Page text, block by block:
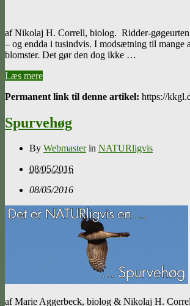
af Nikolaj H. Correll, biolog. Ridder-
– og endda i tusindvis. I modsætning til mange
blomster. Det gør den dog ikke …
Læs mere
Permanent link til denne artikel: https://
Spurvehøg
By Webmasterin NATURligvis
08/05/2016
08/05/2016
af Marie Aggerbeck, biolog & Nikolaj H.